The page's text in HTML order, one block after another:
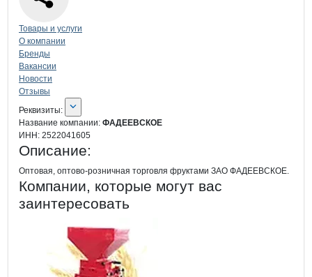
Навигация по странице
Товары и услуги
О компании
Бренды
Вакансии
Новости
Отзывы
О компании
Реквизиты
Реквизиты:
Название компании: ФАДЕЕВСКОЕ
ИНН: 2522041605
Описание:
Оптовая, оптово-розничная торговля фруктами ЗАО ФАДЕЕВСКОЕ.
Компании, которые могут вас
заинтересовать